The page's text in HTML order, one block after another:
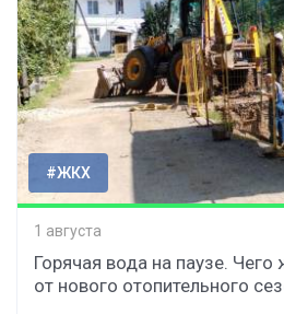
#ЖКХ
1 августа
Горячая вода на паузе.
от нового отопительного